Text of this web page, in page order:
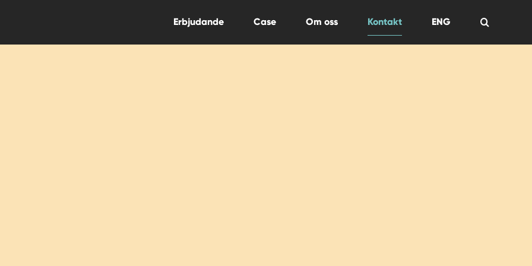
Erbjudande Case Om oss Kontakt ENG